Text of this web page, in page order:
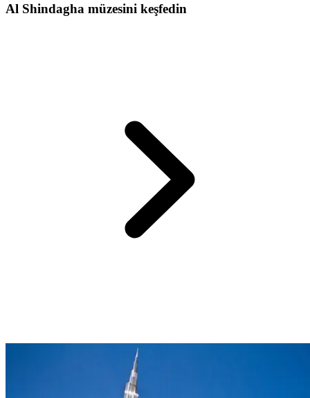
Al Shindagha müzesini keşfedin
Al Shindagha müzesi, sizi Birleşik Arap Emirlikleri'nin petrol
çağından çok önceki tarihine,Dubai'nin en eski semtlerinden
davet ediyor. Bu modern ve etkileşimli müze,
bedevi geleneklerini, deniz ticaretini, günlük yaşamı ve